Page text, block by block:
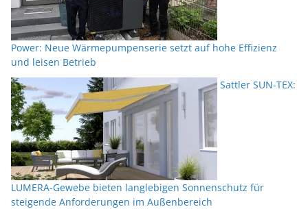
Power: Neue Wärmepumpenserie setzt auf hohe Effizienz
und leisen Betrieb
Sattler SUN-TEX:
LUMERA-Gewebe bieten langlebigen Sonnenschutz für
steigende Anforderungen im Außenbereich